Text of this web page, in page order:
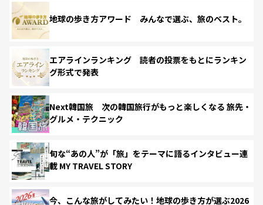
地球の歩き方アワード みんなで選ぶ、旅のベスト。
エアラインランキング 読者の投票をもとにランキン
グ形式で発表
Next韓国旅 次の韓国旅行がもっと楽しくなる 旅先・
グルメ・テクニック
旬な“あの人”が「旅」をテーマに語るインタビュー連
載 MY TRAVEL STORY
今、こんな旅がしてみたい！地球の歩き方が選ぶ2026